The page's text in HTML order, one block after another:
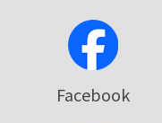
Facebook